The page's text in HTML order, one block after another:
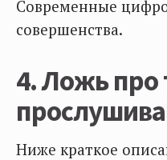
Современные
совершенства.
4. Ложь про
Ниже краткое